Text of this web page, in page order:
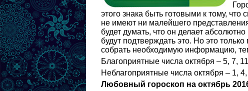
этого знака быть готовыми к тому,
не имеют ни малейшего
будет думать, что он делает абсолютно
будут подтверждать это. Но это
собрать необходимую информацию,
Благоприятные числа октября – 5, 7,
Неблагоприятные числа октября – 1,
Любовный гороскоп на октябрь